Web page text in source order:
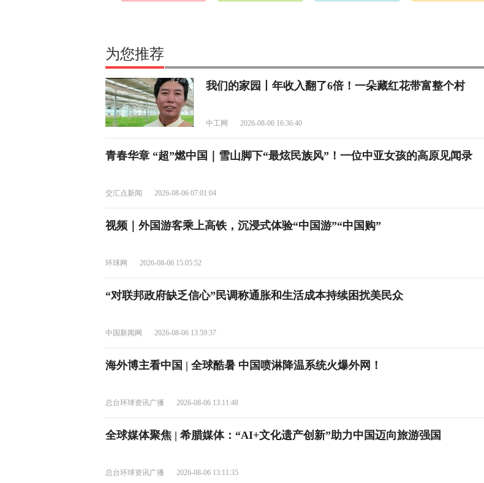
为您推荐
我们的家园丨年收入翻了6倍！一朵藏红花带富整个村
中工网 2026-08-06 16:36:40
青春华章 “超”燃中国｜雪山脚下“最炫民族风”！一位中亚女孩的高原见闻录
交汇点新闻 2026-08-06 07:01:04
视频｜外国游客乘上高铁，沉浸式体验“中国游”“中国购”
环球网 2026-08-06 15:05:52
“对联邦政府缺乏信心”民调称通胀和生活成本持续困扰美民众
中国新闻网 2026-08-06 13:59:37
海外博主看中国 | 全球酷暑 中国喷淋降温系统火爆外网！
总台环球资讯广播 2026-08-06 13:11:48
全球媒体聚焦 | 希腊媒体：“AI+文化遗产创新”助力中国迈向旅游强国
总台环球资讯广播 2026-08-06 13:11:35